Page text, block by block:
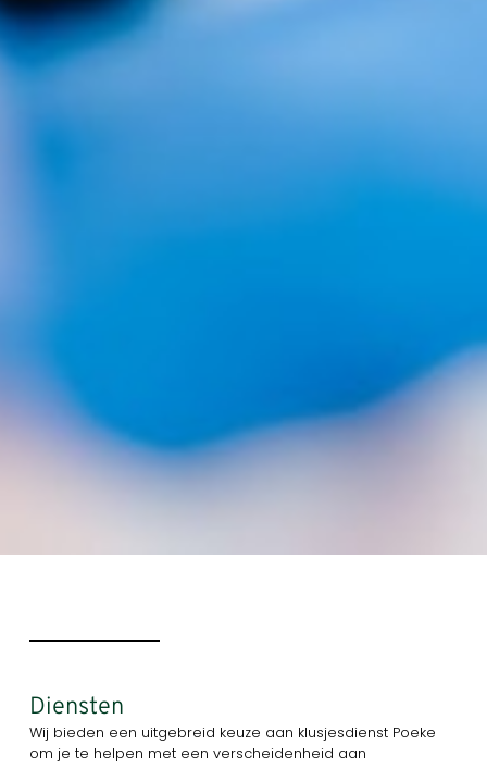
Diensten
Wij bieden een uitgebreid keuze aan klusjesdienst Poeke
om je te helpen met een verscheidenheid aan